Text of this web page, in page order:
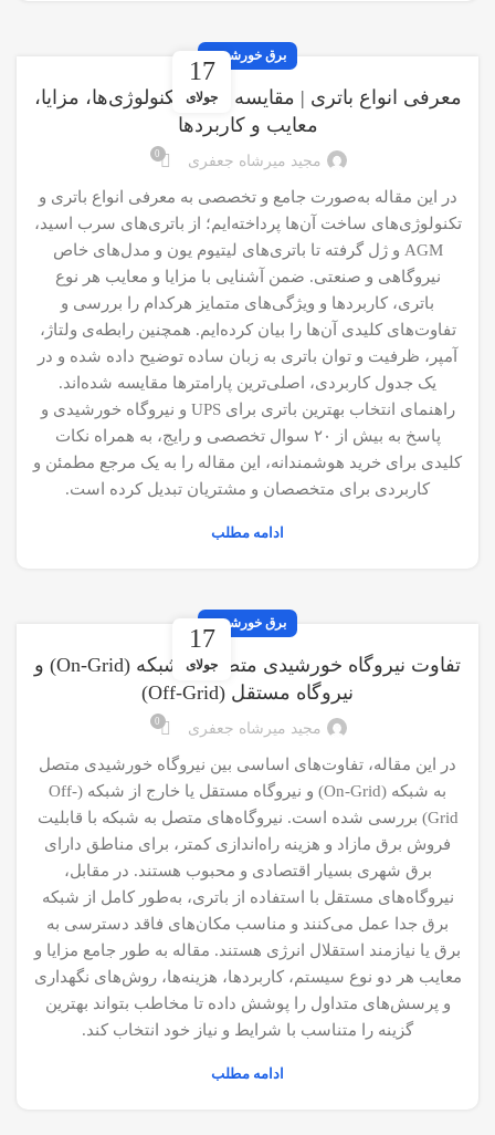
17
جولای
برق خورشیدی
معرفی انواع باتری | مقایسه کامل تکنولوژی‌ها، مزایا،
معایب و کاربردها
مجید میرشاه جعفری 0
در این مقاله به‌صورت جامع و تخصصی به معرفی انواع باتری و
تکنولوژی‌های ساخت آن‌ها پرداخته‌ایم؛ از باتری‌های سرب اسید،
AGM و ژل گرفته تا باتری‌های لیتیوم یون و مدل‌های خاص
نیروگاهی و صنعتی. ضمن آشنایی با مزایا و معایب هر نوع
باتری، کاربردها و ویژگی‌های متمایز هرکدام را بررسی و
تفاوت‌های کلیدی آن‌ها را بیان کرده‌ایم. همچنین رابطه‌ی ولتاژ،
آمپر، ظرفیت و توان باتری به زبان ساده توضیح داده شده و در
یک جدول کاربردی، اصلی‌ترین پارامترها مقایسه شده‌اند.
راهنمای انتخاب بهترین باتری برای UPS و نیروگاه خورشیدی و
پاسخ به بیش از ۲۰ سوال تخصصی و رایج، به همراه نکات
کلیدی برای خرید هوشمندانه، این مقاله را به یک مرجع مطمئن و
کاربردی برای متخصصان و مشتریان تبدیل کرده است.
ادامه مطلب
17
جولای
برق خورشیدی
تفاوت نیروگاه خورشیدی متصل به شبکه (On-Grid) و
نیروگاه مستقل (Off-Grid)
مجید میرشاه جعفری 0
در این مقاله، تفاوت‌های اساسی بین نیروگاه خورشیدی متصل
به شبکه (On-Grid) و نیروگاه مستقل یا خارج از شبکه (Off-
Grid) بررسی شده است. نیروگاه‌های متصل به شبکه با قابلیت
فروش برق مازاد و هزینه راه‌اندازی کمتر، برای مناطق دارای
برق شهری بسیار اقتصادی و محبوب هستند. در مقابل،
نیروگاه‌های مستقل با استفاده از باتری، به‌طور کامل از شبکه
برق جدا عمل می‌کنند و مناسب مکان‌های فاقد دسترسی به
برق یا نیازمند استقلال انرژی هستند. مقاله به طور جامع مزایا و
معایب هر دو نوع سیستم، کاربردها، هزینه‌ها، روش‌های نگهداری
و پرسش‌های متداول را پوشش داده تا مخاطب بتواند بهترین
گزینه را متناسب با شرایط و نیاز خود انتخاب کند.
ادامه مطلب